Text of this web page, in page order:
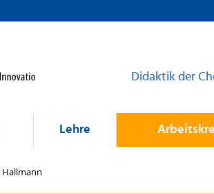
Didaktik der
Lehre
Hallmann